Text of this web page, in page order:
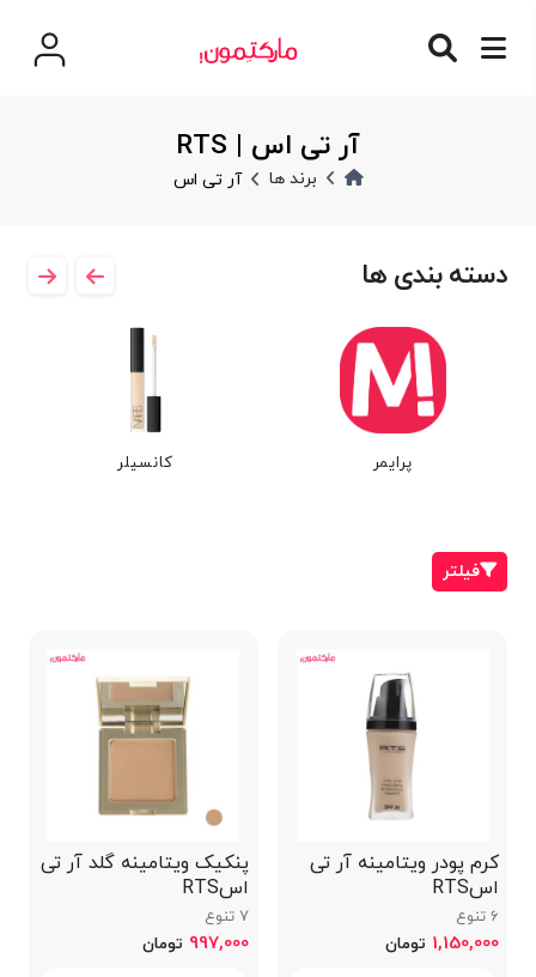
آر تی اس | RTS
برند ها آر تی اس
دسته بندی ها
پرایمر کانسیلر
فیلتر
کرم پودر ویتامینه آر تی
اسRTS
6 تنوع
1,150,000 تومان
پنکیک ویتامینه گلد آر تی
اسRTS
7 تنوع
997,000 تومان